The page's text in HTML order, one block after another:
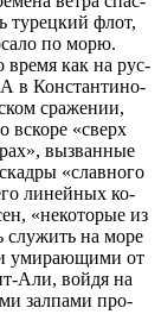
ту­рец­кий флот,
по мо­рю.
вре­мя как на рус­
А в Кон­стан­ти­но­
сра­же­нии,
вско­ре «сверх
вы­зван­ные
«слав­но­го
ли­ней­ных ко­
«неко­то­рые из
слу­жить на мо­ре
уми­ра­ю­щи­ми от
Али, вой­дя на
зал­па­ми про­